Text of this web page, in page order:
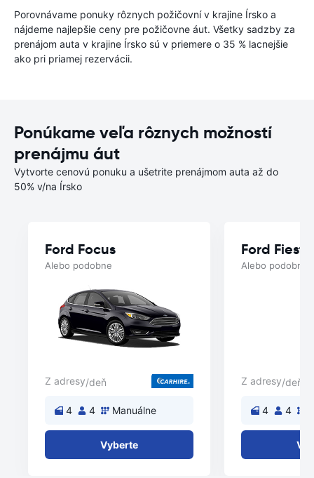
Porovnávame ponuky rôznych požičovní v krajine Írsko a
nájdeme najlepšie ceny pre požičovne áut. Všetky sadzby za
prenájom auta v krajine Írsko sú v priemere o 35 % lacnejšie
ako pri priamej rezervácii.
Ponúkame veľa rôznych možností
prenájmu áut
Vytvorte cenovú ponuku a ušetrite prenájmom auta až do
50% v/na Írsko
Ford Focus
Alebo podobne
Z adresy/deň
4 4 Manuálne
Vyberte
Ford Fiesta
Alebo podobne
Z adresy/deň
4 4